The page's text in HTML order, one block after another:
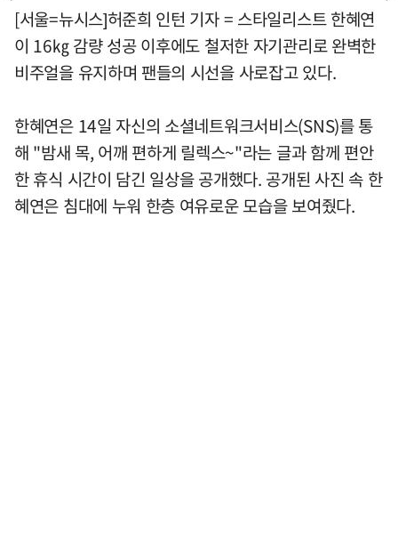
[서울=뉴시스]허준희 인턴 기자 = 스타일리스트 한혜연
이 16㎏ 감량 성공 이후에도 철저한 자기관리로 완벽한
비주얼을 유지하며 팬들의 시선을 사로잡고 있다.
한혜연은 14일 자신의 소셜네트워크서비스(SNS)를 통
해 "밤새 목, 어깨 편하게 릴렉스~"라는 글과 함께 편안
한 휴식 시간이 담긴 일상을 공개했다. 공개된 사진 속 한
혜연은 침대에 누워 한층 여유로운 모습을 보여줬다.